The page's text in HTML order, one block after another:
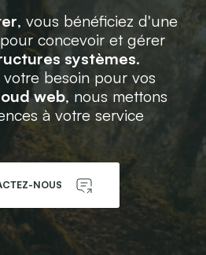
, vous bénéficiez d'une
concevoir et gérer
systèmes.
besoin pour vos
web, nous mettons
à votre service
NOUS